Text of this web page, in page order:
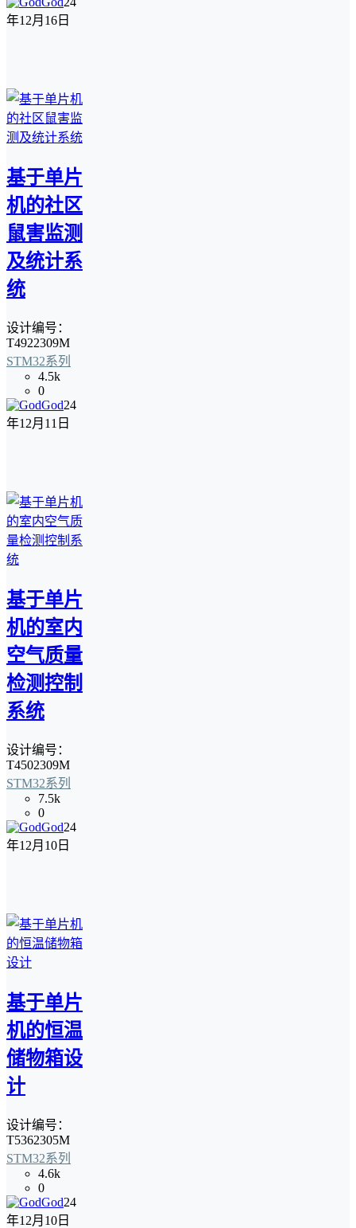
年12月16日
基于单片
机的社区
鼠害监测
及统计系
统
设计编号：
T4922309M
STM32系列
4.5k
0
God24
年12月11日
基于单片
机的室内
空气质量
检测控制
系统
设计编号：
T4502309M
STM32系列
7.5k
0
God24
年12月10日
基于单片
机的恒温
储物箱设
计
设计编号：
T5362305M
STM32系列
4.6k
0
God24
年12月10日